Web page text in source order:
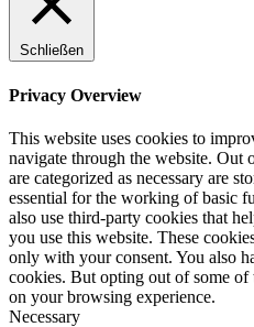
Schließen
Privacy Overview
This website uses cookies to
navigate through the website. Out
are categorized as necessary are
essential for the working of basic
also use third-party cookies that
you use this website. These
only with your consent. You also
cookies. But opting out of some of
on your browsing experience.
Necessary